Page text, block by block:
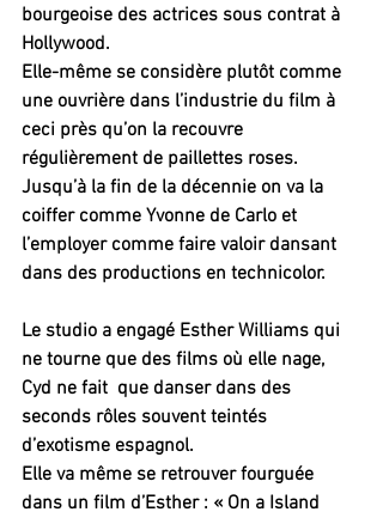
bourgeoise des actrices sous contrat à
Hollywood.
Elle-même se considère plutôt comme
une ouvrière dans l’industrie du film à
ceci près qu’on la recouvre
régulièrement de paillettes roses.
Jusqu’à la fin de la décennie on va la
coiffer comme Yvonne de Carlo et
l’employer comme faire valoir dansant
dans des productions en technicolor.
Le studio a engagé Esther Williams qui
ne tourne que des films où elle nage,
Cyd ne fait  que danser dans des
seconds rôles souvent teintés
d’exotisme espagnol.
Elle va même se retrouver fourguée
dans un film d’Esther : « On a Island